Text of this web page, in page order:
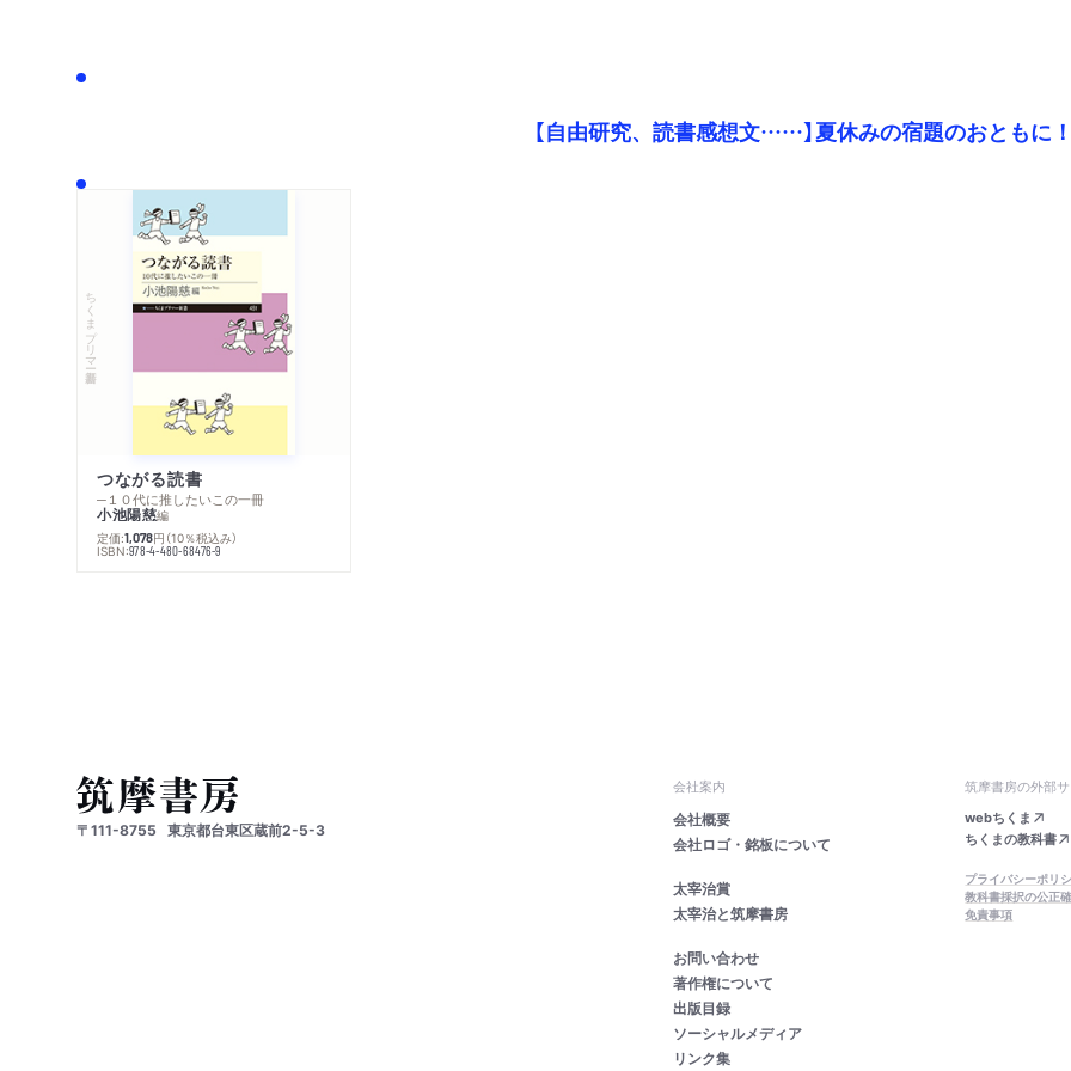
【自由研究、読書感想文……】夏休みの宿題のおともに！
ちくまプリマー新書
つながる読書
─１０代に推したいこの一冊
小池陽慈編
定価:1,078円 （10％税込み）
ISBN:978-4-480-68476-9
〒111-8755 東京都台東区蔵前2-5-3
会社案内
会社概要
会社ロゴ・銘板について
太宰治賞
太宰治と筑摩書房
お問い合わせ
著作権について
出版目録
ソーシャルメディア
リンク集
筑摩書房の外部サ
webちくま
ちくまの教科書
プライバシーポリ
教科書採択の公正
免責事項